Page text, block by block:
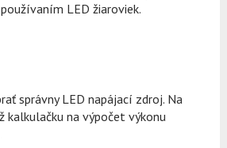
LED žiaroviek.
správny LED napájací zdroj. Na
kalkulačku na výpočet výkonu